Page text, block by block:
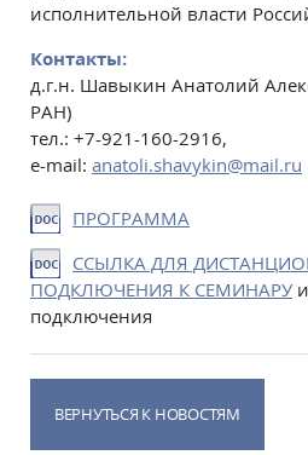
исполнительной власти
Контакты:
д.г.н. Шавыкин Анатолий
РАН)
тел.: +7-921-160-2916,
e-mail: anatoli.shavykin@mail.ru
ПРОГРАММА
ССЫЛКА ДЛЯ
ПОДКЛЮЧЕНИЯ К СЕМИНАРУ
подключения
ВЕРНУТЬСЯ К НОВОСТЯМ